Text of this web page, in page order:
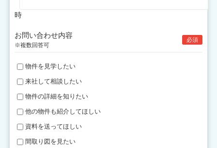
時
お問い合わせ内容
※複数回答可
必須
物件を見学したい
来社して相談したい
物件の詳細を知りたい
他の物件も紹介してほしい
資料を送ってほしい
間取り図を見たい